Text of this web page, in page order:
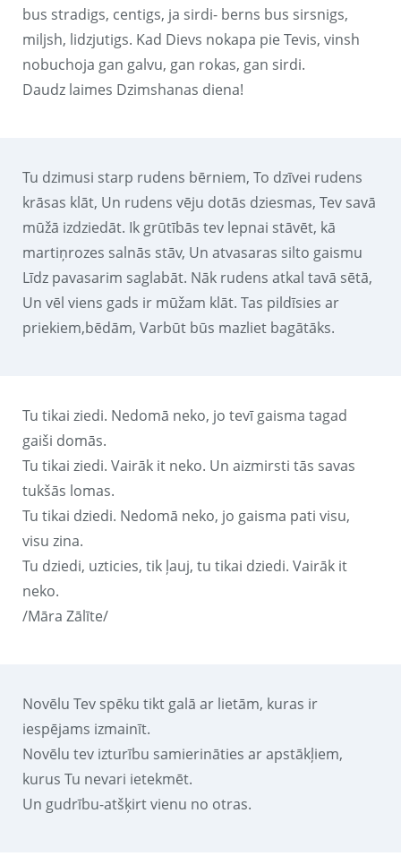
bus stradigs, centigs, ja sirdi- berns bus sirsnigs,
miljsh, lidzjutigs. Kad Dievs nokapa pie Tevis, vinsh
nobuchoja gan galvu, gan rokas, gan sirdi.
Daudz laimes Dzimshanas diena!
Tu dzimusi starp rudens bērniem, To dzīvei rudens
krāsas klāt, Un rudens vēju dotās dziesmas, Tev savā
mūžā izdziedāt. Ik grūtībās tev lepnai stāvēt, kā
martiņrozes salnās stāv, Un atvasaras silto gaismu
Līdz pavasarim saglabāt. Nāk rudens atkal tavā sētā,
Un vēl viens gads ir mūžam klāt. Tas pildīsies ar
priekiem,bēdām, Varbūt būs mazliet bagātāks.
Tu tikai ziedi. Nedomā neko, jo tevī gaisma tagad
gaiši domās.
Tu tikai ziedi. Vairāk it neko. Un aizmirsti tās savas
tukšās lomas.
Tu tikai dziedi. Nedomā neko, jo gaisma pati visu,
visu zina.
Tu dziedi, uzticies, tik ļauj, tu tikai dziedi. Vairāk it
neko.
/Māra Zālīte/
Novēlu Tev spēku tikt galā ar lietām, kuras ir
iespējams izmainīt.
Novēlu tev izturību samierināties ar apstākļiem,
kurus Tu nevari ietekmēt.
Un gudrību-atšķirt vienu no otras.